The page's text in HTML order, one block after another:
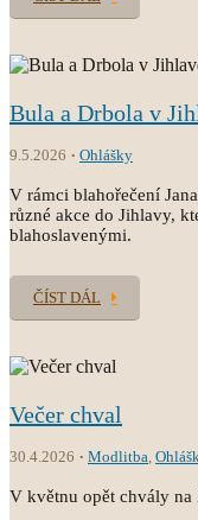
Bula a Drbola v
9.5.2026 Ohlášky
V rámci blahořečení
různé akce do Jihlavy,
blahoslavenými.
ČÍST DÁL
Večer chval
30.4.2026 Modlitba,
V květnu opět chvály